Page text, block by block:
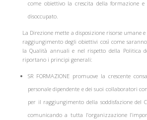
come obiettivo la crescita della formazione
disoccupato.
La Direzione mette a disposizione risorse umane
raggiungimento degli obiettivi così come
la Qualità annuali e nel rispetto della Politica
riportano i principi generali:
SR FORMAZIONE promuove la crescente
personale dipendente e dei suoi collaboratori
per il raggiungimento della soddisfazione del
comunicando a tutta l’organizzazione